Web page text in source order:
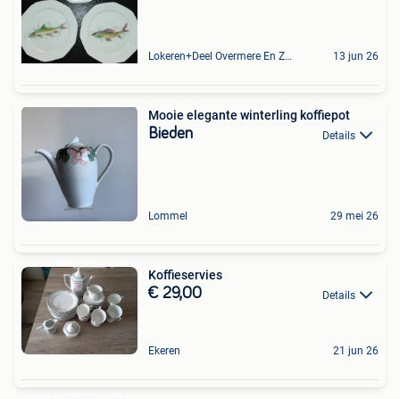
Lokeren+Deel Overmere En Zele 13 jun 26
Mooie elegante winterling koffiepot
Bieden Details
Lommel 29 mei 26
Koffieservies
€ 29,00 Details
Ekeren 21 jun 26